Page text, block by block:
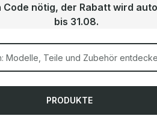
nötig, der Rabatt wird
bis 31.08.
PRODUKTE